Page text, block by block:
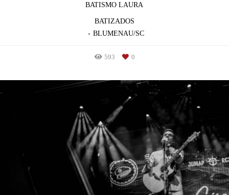
BATISMO LAURA
BATIZADOS
BLUMENAU/SC
593 0